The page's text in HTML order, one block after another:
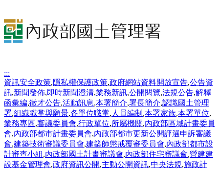
:::
資訊安全政策,隱私權保護政策,政府網站資料開放宣告,公告資
訊,新聞發佈,即時新聞澄清,業務新訊,公開閱覽,法規公告,解釋
函彙編,徵才公告,活動訊息,本署簡介,署長簡介,認識國土管理
署,組織職掌與願景,各單位職掌, 人員編制 ,本署家族,本署單位,
業務專區,審議委員會,行政單位,所屬機關,內政部區域計畫委員
會,內政部都市計畫委員會,內政部都市更新公開評選申訴審議
會,建築技術審議委員會,建築師懲戒覆審委員會,內政部都市設
計審查小組,內政部國土計畫審議會,內政部住宅審議會,營建建
設基金管理會,政府資訊公開,主動公開資訊,中央法規,施政計